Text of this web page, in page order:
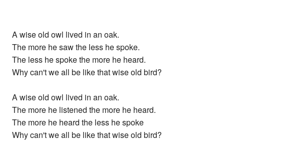
A wise old owl lived in an oak.
The more he saw the less he spoke.
The less he spoke the more he heard.
Why can't we all be like that wise old bird?
A wise old owl lived in an oak.
The more he listened the more he heard.
The more he heard the less he spoke
Why can't we all be like that wise old bird?